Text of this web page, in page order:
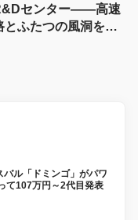
センター――高速
とふたつの風洞を訪
ル「ドミンゴ」がパワ
て107万円～2代目発表